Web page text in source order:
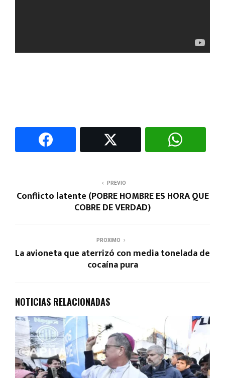
PREVIO
Conflicto latente (POBRE HOMBRE ES HORA QUE
COBRE DE VERDAD)
PROXIMO
La avioneta que aterrizó con media tonelada de
cocaína pura
NOTICIAS RELACIONADAS